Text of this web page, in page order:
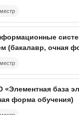
(бакалавр, очная
«Элементная база
форма обучения)